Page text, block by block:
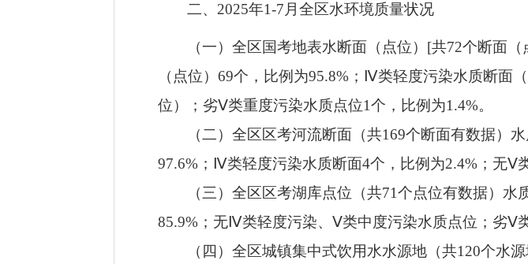
二、2025年1-7月全区水环境质量状况
（一）全区国考地表水断面（点位） [共72个断面（
（点位） 69个，比例为95.8% ； Ⅳ类轻度污染水质断面（
位）；劣Ⅴ类重度污染水质点位1个，比例为1.4%。
（二）全区区考河流断面（共169个断面有数据）水
97.6% ； Ⅳ类轻度污染水质断面4个，比例为2.4% ； 无Ⅴ
（三）全区区考湖库点位（共71个点位有数据）水
85.9% ； 无Ⅳ类轻度污染、 Ⅴ类中度污染水质点位；劣Ⅴ
（四）全区城镇集中式饮用水水源地（共1 20个水